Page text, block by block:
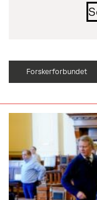
Forskerforbundet